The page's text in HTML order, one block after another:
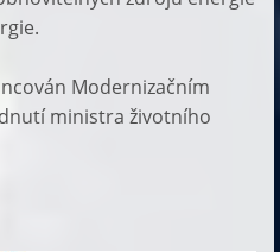
Modernizačním
ministra životního